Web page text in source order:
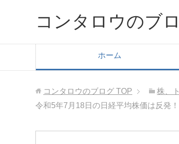
コンタロウのブ
ホーム
コンタロウのブログ TOP
株、
令和5年7月18日の日経平均株価は反発